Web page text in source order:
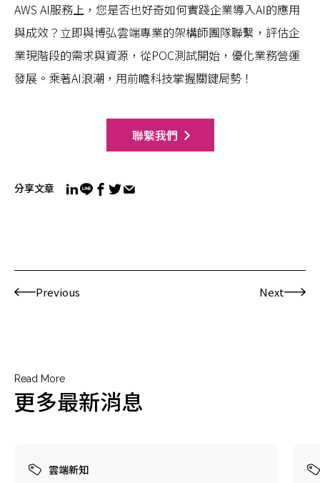
AWS AI服務上，您是否也好奇如何實踐企業導入AI的應用
與成效？立即與博弘雲端專業的架構師團隊聯繫，評估企
業現階段的需求與資源，從POC測試開始，優化業務營運
發展。乘著AI浪潮，用前瞻科技掌握關鍵局勢！
聯繫我們
分享文章
Previous Next
Read More
更多最新消息
雲端新知